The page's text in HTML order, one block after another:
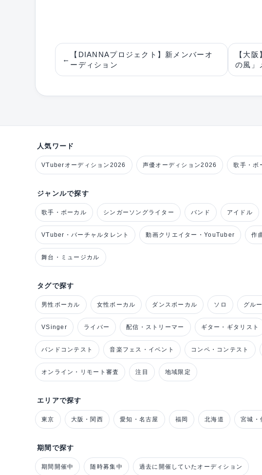
←
【DIANNAプロジェクト】新メンバーオ
ーディション
【大
の風」
人気ワード
VTuberオーディション2026 声優オーディション2026 歌手・ボ
ジャンルで探す
歌手・ボーカル シンガーソングライター バンド アイドル
VTuber・バーチャルタレント 動画クリエイター・YouTuber 作
舞台・ミュージカル
タグで探す
男性ボーカル 女性ボーカル ダンスボーカル ソロ グル
VSinger ライバー 配信・ストリーマー ギター・ギタリスト
バンドコンテスト 音楽フェス・イベント コンペ・コンテスト
オンライン・リモート審査 注目 地域限定
エリアで探す
東京 大阪・関西 愛知・名古屋 福岡 北海道 宮城・
期間で探す
期間開催中 随時募集中 過去に開催していたオーディション